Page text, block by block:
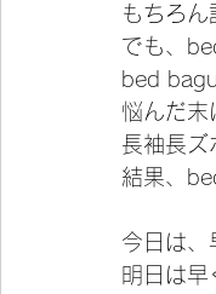
もちろん
でも、
bed
悩んだ末
長袖長ズ
結果、
今日は、
明日は